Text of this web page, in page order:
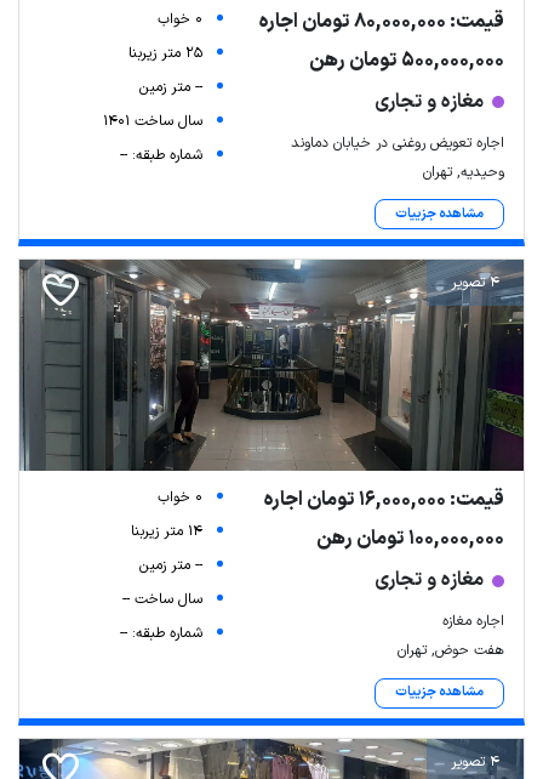
قیمت: 80,000,000 تومان اجاره
500,000,000 تومان رهن
مغازه و تجاری
اجاره تعویض روغنی در خیابان دماوند
وحیدیه, تهران
مشاهده جزییات
0 خواب
25 متر زیربنا
-- متر زمین
سال ساخت 1401
شماره طبقه: --
4 تصویر
قیمت: 16,000,000 تومان اجاره
100,000,000 تومان رهن
مغازه و تجاری
اجاره مغازه
هفت حوض, تهران
مشاهده جزییات
0 خواب
14 متر زیربنا
-- متر زمین
سال ساخت --
شماره طبقه: --
4 تصویر